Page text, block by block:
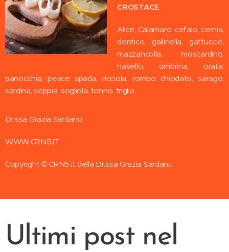
CROSTACE
Alice, Calamaro, cefalo, cernia,
dentice, gallinella, gattuccio,
mazzancolla, moscardino,
nasello, ombrina, orata,
panocchia, pesce spada, ricciola, rombo chiodato, sarago,
sardina, seppia, sogliola, tonno, triglia.
Dr.ssa Grazia Sardanu
WWW.CRN5.IT
Copyright © CRN5.it della Dr.ssa Grazia Sardanu
Ultimi post nel